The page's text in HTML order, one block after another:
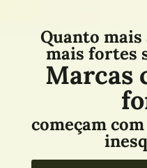
Quanto
mais fortes
Marcas
começam